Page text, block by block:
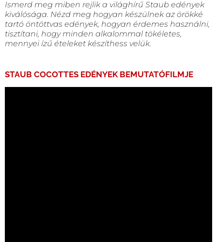
Ismerd meg miben rejlik a világhírű Staub edények
kiválósága. Nézd meg hogyan készülnek az örökké
tartó öntöttvas edények, hogyan érdemes használni,
tisztítani, hogy minden alkalommal tökéletes,
mennyei ízű ételeket készíthess velük.
STAUB COCOTTES EDÉNYEK BEMUTATÓFILMJE